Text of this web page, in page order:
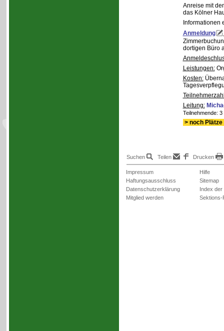
Anreise mit
das Kölner
Informationen
Anmeldung
dortigen Büro
Leistungen:
Kosten:
Leitung:
Teilnehmende:
> noch
Suchen Teilen Drucken
Impressum
Haftungsausschluss
Datenschutzerklärung
Mitglied werden
Hilfe
Sitemap
Index der
Sektions-